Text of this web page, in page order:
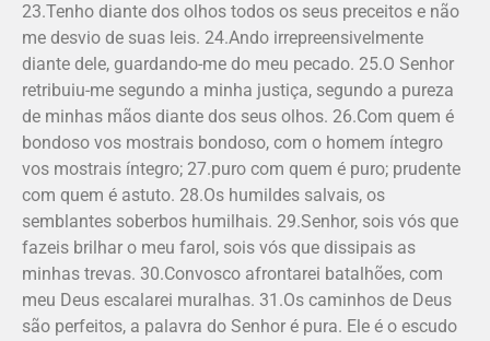
23.Tenho diante dos olhos todos os seus preceitos e não
me desvio de suas leis. 24.Ando irrepreensivelmente
diante dele, guardando-me do meu pecado. 25.O Senhor
retribuiu-me segundo a minha justiça, segundo a pureza
de minhas mãos diante dos seus olhos. 26.Com quem é
bondoso vos mostrais bondoso, com o homem íntegro
vos mostrais íntegro; 27.puro com quem é puro; prudente
com quem é astuto. 28.Os humildes salvais, os
semblantes soberbos humilhais. 29.Senhor, sois vós que
fazeis brilhar o meu farol, sois vós que dissipais as
minhas trevas. 30.Convosco afrontarei batalhões, com
meu Deus escalarei muralhas. 31.Os caminhos de Deus
são perfeitos, a palavra do Senhor é pura. Ele é o escudo